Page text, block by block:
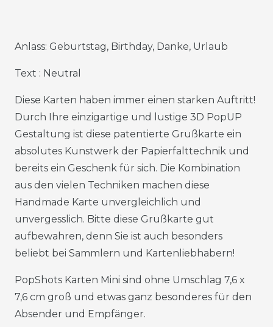
Anlass: Geburtstag, Birthday, Danke, Urlaub
Text : Neutral
Diese Karten haben immer einen starken Auftritt!
Durch Ihre einzigartige und lustige 3D PopUP
Gestaltung ist diese patentierte Grußkarte ein
absolutes Kunstwerk der Papierfalttechnik und
bereits ein Geschenk für sich. Die Kombination
aus den vielen Techniken machen diese
Handmade Karte unvergleichlich und
unvergesslich. Bitte diese Grußkarte gut
aufbewahren, denn Sie ist auch besonders
beliebt bei Sammlern und Kartenliebhabern!
PopShots Karten Mini sind ohne Umschlag 7,6 x
7,6 cm groß und etwas ganz besonderes für den
Absender und Empfänger.